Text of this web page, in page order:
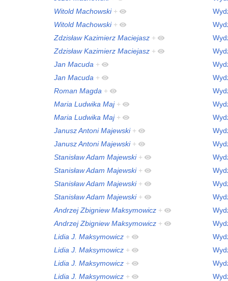
Witold Machowski +
Witold Machowski +
Zdzisław Kazimierz Maciejasz +
Zdzisław Kazimierz Maciejasz +
Jan Macuda +
Jan Macuda +
Roman Magda +
Maria Ludwika Maj +
Maria Ludwika Maj +
Janusz Antoni Majewski +
Janusz Antoni Majewski +
Stanisław Adam Majewski +
Stanisław Adam Majewski +
Stanisław Adam Majewski +
Stanisław Adam Majewski +
Andrzej Zbigniew Maksymowicz +
Andrzej Zbigniew Maksymowicz +
Lidia J. Maksymowicz +
Lidia J. Maksymowicz +
Lidia J. Maksymowicz +
Lidia J. Maksymowicz +